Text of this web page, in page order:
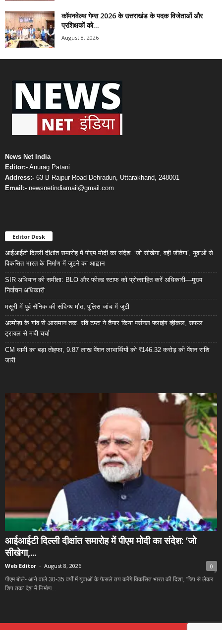
कॉमनवेल्थ गेम्स 2026 के उत्तराखंड के पदक विजेताओं और
प्रशिक्षकों को...
August 8, 2026
News Net India
Editor:- Anurag Patani
Address:- 63 B Rajpur Road Dehradun, Uttarakhand, 248001
Email:- newsnetindiamail@gmail.com
Editor Desk
आईआईटी दिल्ली दीक्षांत समारोह में पीएम मोदी का संदेश: ‘जो सीखेगा, वही जीतेगा’, युवाओं से
विकसित भारत के निर्माण में जुटने का आह्वान
SIR अभियान की समीक्षा: BLO और फील्ड स्टाफ को प्रोत्साहित करें अधिकारी—मुख्य
निर्वाचन अधिकारी
मसूरी में पूर्व सैनिक की संदिग्ध मौत, पुलिस जांच में जुटी
अल्मोड़ा के गांव से आसमान तक: रवि टम्टा ने तैयार किया पर्सनल फ्लाइंग व्हीकल, सफल
ट्रायल से मची चर्चा
CM धामी का बड़ा तोहफा, 9.87 लाख पेंशन लाभार्थियों को ₹146.32 करोड़ की पेंशन राशि
जारी
आईआईटी दिल्ली दीक्षांत समारोह में पीएम मोदी का संदेश: ‘जो
सीखेगा,...
Web Editor - August 8, 2026 0
पीएम बोले- आने वाले 30-35 वर्षों में युवाओं के फैसले तय करेंगे विकसित भारत की दिशा, ‘चिप से लेकर
शिप तक’ देश में निर्माण...